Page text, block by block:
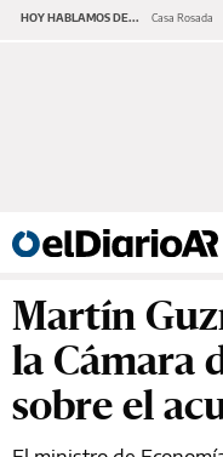
HOY HABLAMOS DE... Casa Rosada
Martín
la Cámara
sobre el